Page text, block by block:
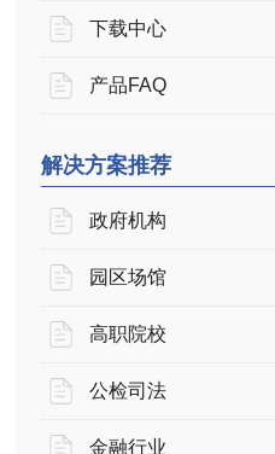
下载中心
产品FAQ
解决方案推荐
政府机构
园区场馆
高职院校
公检司法
金融行业